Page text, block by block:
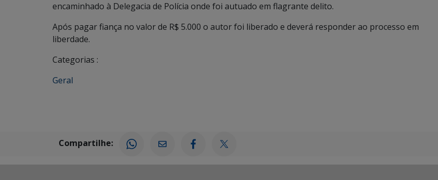
encaminhado à Delegacia de Polícia onde foi autuado em flagrante delito.
Após pagar fiança no valor de R$ 5.000 o autor foi liberado e deverá responder ao processo em
liberdade.
Categorias :
Geral
Compartilhe: